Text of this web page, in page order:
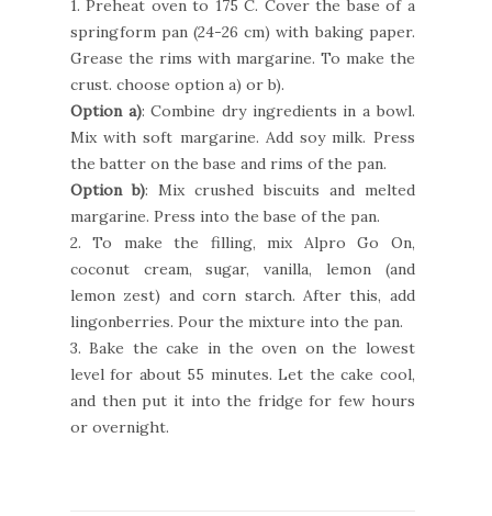
1. Preheat oven to 175 C. Cover the base of a
springform pan (24-26 cm) with baking paper.
Grease the rims with margarine. To make the
crust. choose option a) or b).
Option a): Combine dry ingredients in a bowl.
Mix with soft margarine. Add soy milk. Press
the batter on the base and rims of the pan.
Option b): Mix crushed biscuits and melted
margarine. Press into the base of the pan.
2. To make the filling, mix Alpro Go On,
coconut cream, sugar, vanilla, lemon (and
lemon zest) and corn starch. After this, add
lingonberries. Pour the mixture into the pan.
3. Bake the cake in the oven on the lowest
level for about 55 minutes. Let the cake cool,
and then put it into the fridge for few hours
or overnight.